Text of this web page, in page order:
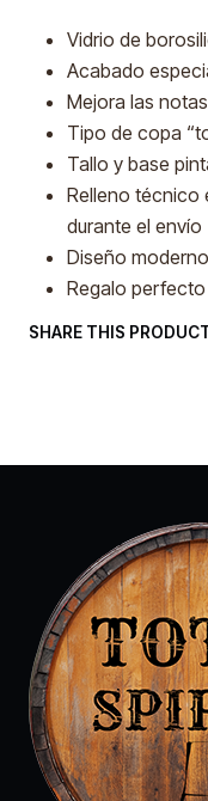
Vidrio de
Acabado
Mejora las
Tipo de copa
Tallo y base
Relleno técnico
durante el envío
Diseño
Regalo
SHARE THIS